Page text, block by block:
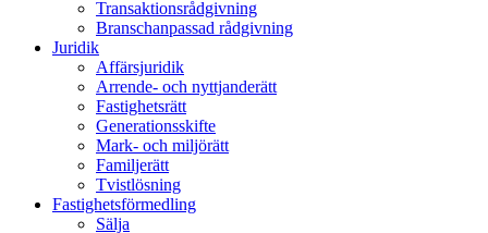
Transaktionsrådgivning
Branschanpassad rådgivning
Juridik
Affärsjuridik
Arrende- och nyttjanderätt
Fastighetsrätt
Generationsskifte
Mark- och miljörätt
Familjerätt
Tvistlösning
Fastighetsförmedling
Sälja